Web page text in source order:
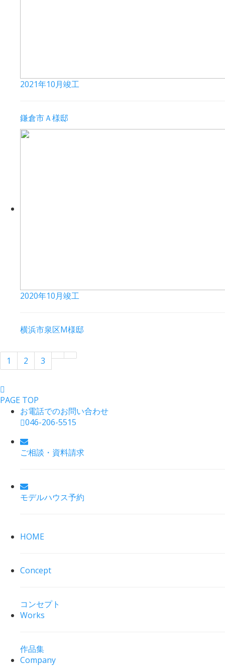
2021年10月竣工
鎌倉市Ａ様邸
2020年10月竣工
横浜市泉区M様邸
1 2 3
PAGE TOP
お電話でのお問い合わせ
046-206-5515
ご相談・資料請求
モデルハウス予約
HOME
Concept
コンセプト
Works
作品集
Company